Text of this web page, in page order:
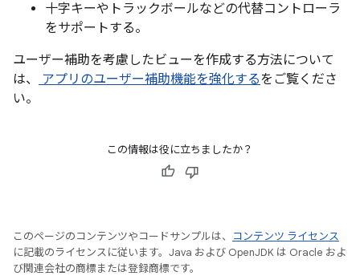
十字キーやトラックボールなどの代替コントローラ
をサポートする。
ユーザー補助を考慮したビューを作成する方法について
は、
アプリのユーザー補助機能を強化するをご覧くださ
い。
この情報は役に立ちましたか？
このページのコンテンツやコードサンプルは、
コンテンツ ライセンス
に記載のライセンスに従います。Java および OpenJDK は Oracle およ
び関連会社の商標または登録商標です。